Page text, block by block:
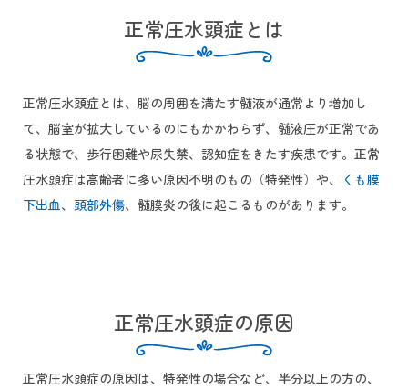
正常圧水頭症とは
正常圧水頭症とは、脳の周囲を満たす髄液が通常より増加し
て、脳室が拡大しているのにもかかわらず、髄液圧が正常であ
る状態で、歩行困難や尿失禁、認知症をきたす疾患です。正常
圧水頭症は高齢者に多い原因不明のもの（特発性）や、
くも膜
下出血、 頭部外傷、髄膜炎の後に起こるものがあります。
正常圧水頭症の原因
正常圧水頭症の原因は、特発性の場合など、半分以上の方の、